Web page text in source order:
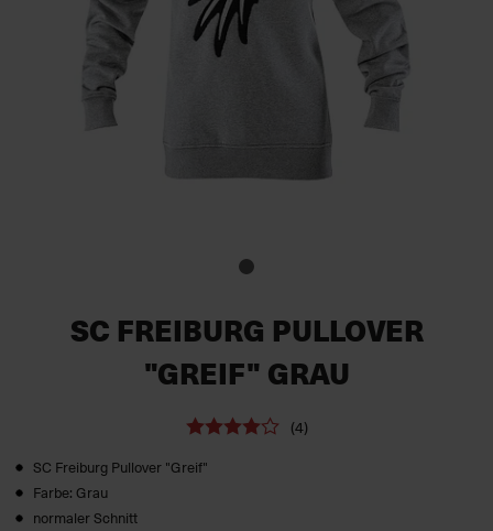
SC FREIBURG PULLOVER
"GREIF" GRAU
(4)
SC Freiburg Pullover "Greif"
Farbe: Grau
normaler Schnitt